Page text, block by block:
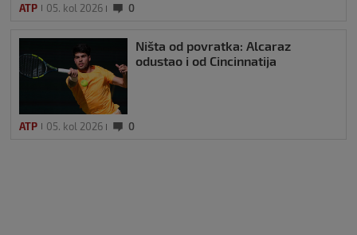
ATP 05. kol 2026 0
Ništa od povratka: Alcaraz
odustao i od Cincinnatija
ATP 05. kol 2026 0